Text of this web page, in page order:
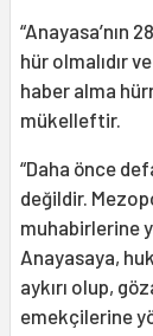
“Anayasa’nın
hür olmalıdır
haber alma
mükelleftir.
“Daha önce
değildir.
muhabirlerine
Anayasaya,
aykırı olup,
emekçilerine